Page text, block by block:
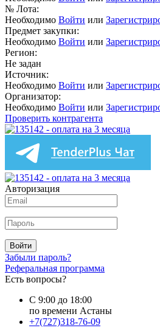
№ Лота:
Необходимо Войти или
Предмет закупки:
Необходимо Войти или
Регион:
Не задан
Источник:
Необходимо Войти или
Организатор:
Необходимо Войти или
Проверить контрагента
Авторизация
Войти
Забыли пароль?
Реферальная программа
Есть вопросы?
С 9:00 до 18:00
по времени Астаны
+7(727)318-76-09